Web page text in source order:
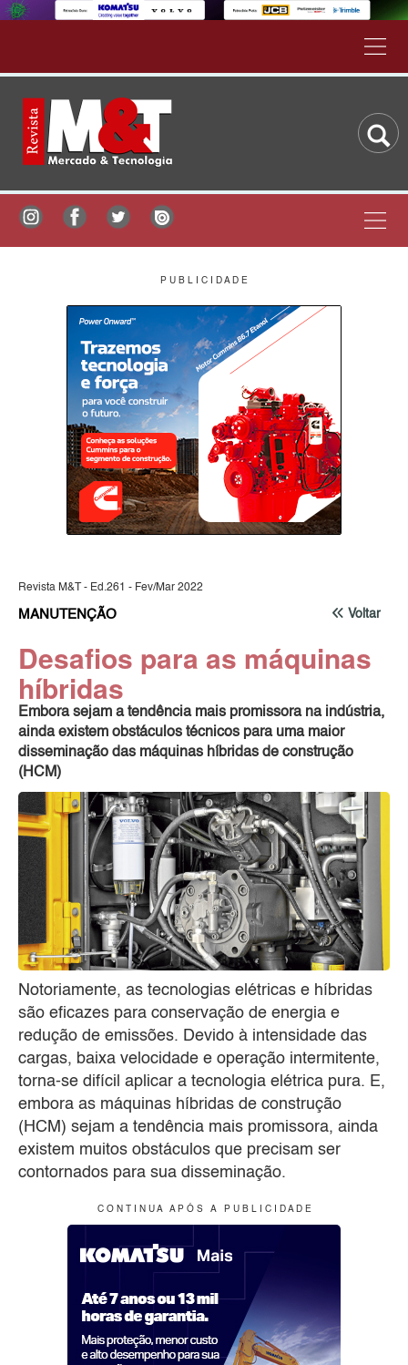
P U B L I C I D A D E
Revista M&T - Ed.261 - Fev/Mar 2022
Voltar
MANUTENÇÃO
Desafios para as máquinas
híbridas
Embora sejam a tendência mais promissora na indústria,
ainda existem obstáculos técnicos para uma maior
disseminação das máquinas híbridas de construção
(HCM)
Notoriamente, as tecnologias elétricas e híbridas
são eficazes para conservação de energia e
redução de emissões. Devido à intensidade das
cargas, baixa velocidade e operação intermitente,
torna-se difícil aplicar a tecnologia elétrica pura. E,
embora as máquinas híbridas de construção
(HCM) sejam a tendência mais promissora, ainda
existem muitos obstáculos que precisam ser
contornados para sua disseminação.
C O N T I N U A A P Ó S A P U B L I C I D A D E